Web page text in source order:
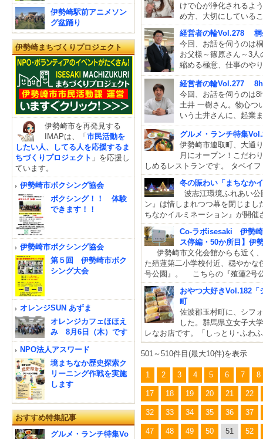
けで心が浄化されるよ
め方、大切にしている
経営者の輪Vol.278 桐
今回、お話を伺うのは
お父様～篠原さん～3
縮める極意、仕事のや
経営者の輪Vol.277
今回、お話を伺うのは
土井 一樹さん。物心つ
いう土井さんに、起業
グルメ・ランチ特集
伊勢崎市連取町、大通
月にオープン！こだわ
しめるレストランです。 タベイ
冬の賑わい「まちなか
波志江環境ふれあい
ン』は惜しまれつつ幕を閉じま
ちなかイルミネーション』が開催
Co-ラボisesaki 伊勢崎
ス停編・50か所目】伊
伊勢崎市文化会館からも近く、
た殖蓮第二小学校付近、穏やか
号公園』。 こちらの『殖蓮2号
おやつ大好きVol.182「
町
佐波郡玉村町に、シフ
した。群馬県立女子大
レなお店です。「しっとり･ふ
501～510件目(最大10件)を表示
1 2 3 4 5 6 7 8
17 18 19 20 21 22
32 33 34 35 36 37
47 48 49 50 51 52
伊勢崎駅前アニメソン
グ盆踊り
伊勢崎まちづくりプロジェクト
伊勢崎市を再発見する
IMAPは、「市民活動を
したい人、してる人を応援するま
ちづくりプロジェクト 」を応援し
ています。
伊勢崎市ボクシング協会
ボクシング！！ 体験
できます！！
伊勢崎市ボクシング協会
第５回 伊勢崎市ボク
シング大会
オレンジSUN あずま
オレンジカフェほほえ
み 8月6日（木）です
NPO法人アスワード
境まちなか歴史探索ク
リーニング作戦を実施
します
おすすめ特集記事
グルメ・ランチ特集Vo